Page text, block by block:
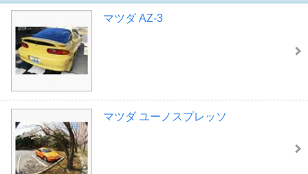
マツダ AZ-3
マツダ ユーノスプレッソ